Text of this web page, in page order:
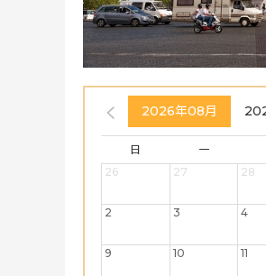
2026年08月
日 一
26
27 28
2 3 4
9 10 11